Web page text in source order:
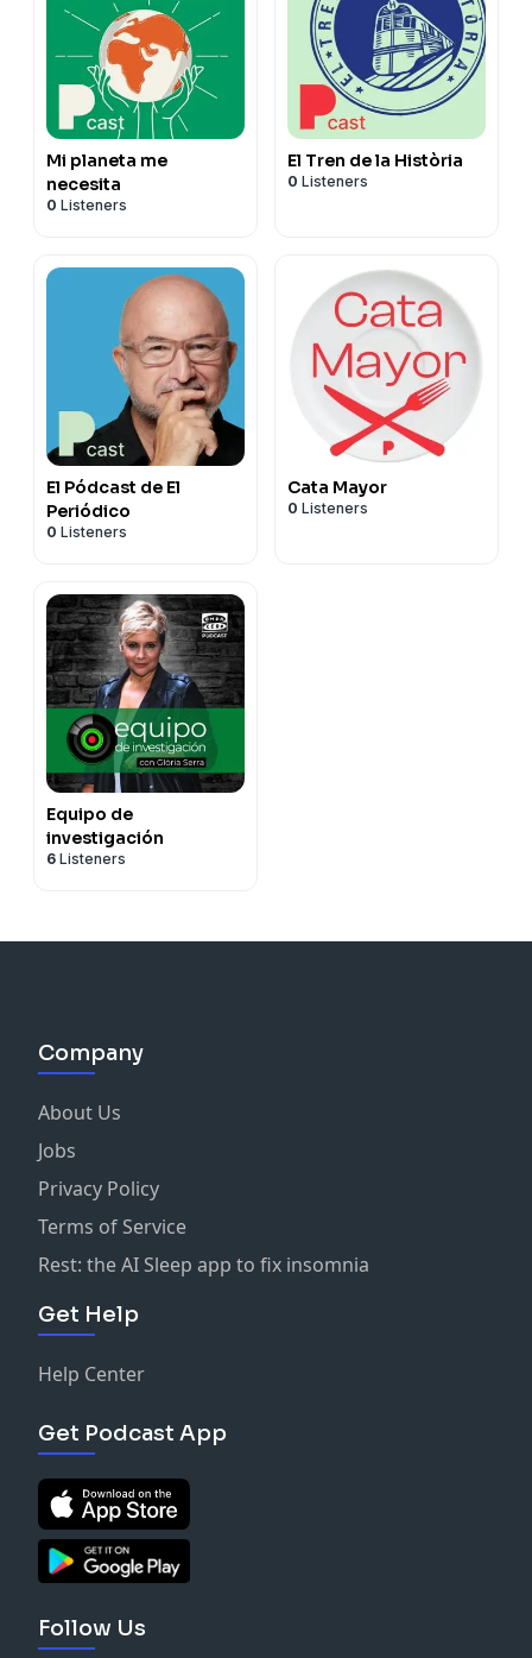
Mi planeta me
necesita
0 Listeners
El Tren de la Història
0 Listeners
El Pódcast de El
Periódico
0 Listeners
Cata Mayor
0 Listeners
Equipo de
investigación
6 Listeners
Company
About Us
Jobs
Privacy Policy
Terms of Service
Rest: the AI Sleep app to fix insomnia
Get Help
Help Center
Get Podcast App
Follow Us